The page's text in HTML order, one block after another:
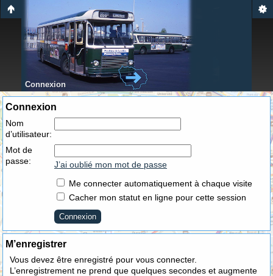
Connexion
Connexion
Nom
d’utilisateur:
Mot de
passe:
J’ai oublié mon mot de passe
Me connecter automatiquement à chaque visite
Cacher mon statut en ligne pour cette session
M’enregistrer
Vous devez être enregistré pour vous connecter.
L’enregistrement ne prend que quelques secondes et augmente